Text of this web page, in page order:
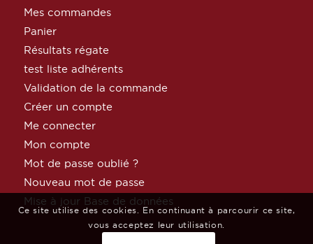
Mes commandes
Panier
Résultats régate
test liste adhérents
Validation de la commande
Créer un compte
Me connecter
Mon compte
Mot de passe oublié ?
Nouveau mot de passe
Mise à jour Base de données
Ce site utilise des cookies. En continuant à parcourir ce site,
vous acceptez leur utilisation.